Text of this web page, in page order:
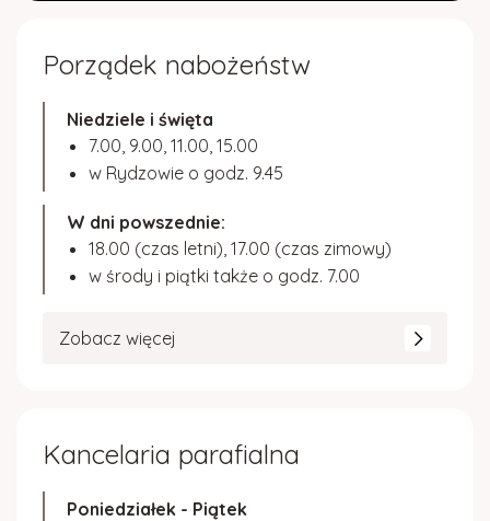
Porządek nabożeństw
Niedziele i święta
7.00, 9.00, 11.00, 15.00
w Rydzowie o godz. 9.45
W dni powszednie:
18.00 (czas letni), 17.00 (czas zimowy)
w środy i piątki także o godz. 7.00
Zobacz więcej
Kancelaria parafialna
Poniedziałek - Piątek